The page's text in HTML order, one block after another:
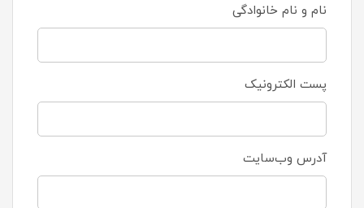
نام و نام خانوادگی
پست الکترونیک
آدرس وب‌سایت